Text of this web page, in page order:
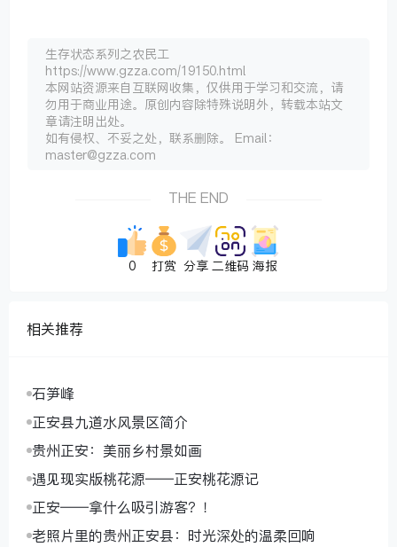
生存状态系列之农民工
https://www.gzza.com/19150.html
本网站资源来自互联网收集，仅供用于学习和交流，请
勿用于商业用途。原创内容除特殊说明外，转载本站文
章请注明出处。
如有侵权、不妥之处，联系删除。 Email：
master@gzza.com
THE END
0 打赏 分享 二维码 海报
相关推荐
石笋峰
正安县九道水风景区简介
贵州正安：美丽乡村景如画
遇见现实版桃花源——正安桃花源记
正安——拿什么吸引游客？！
老照片里的贵州正安县：时光深处的温柔回响